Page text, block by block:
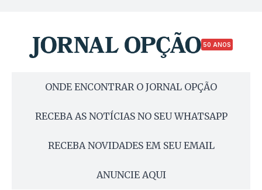
50 ANOS
ONDE ENCONTRAR O JORNAL OPÇÃO
RECEBA AS NOTÍCIAS NO SEU WHATSAPP
RECEBA NOVIDADES EM SEU EMAIL
ANUNCIE AQUI